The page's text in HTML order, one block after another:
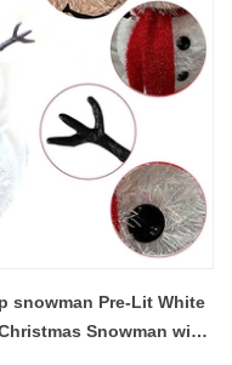
snowman Pre-Lit White
Snowman with